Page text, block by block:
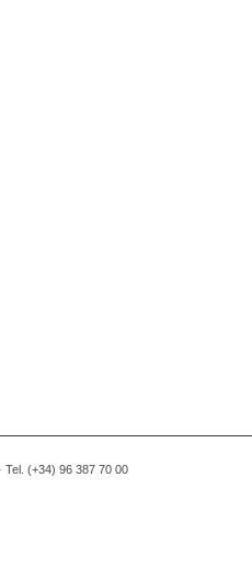
Tel. (+34) 96 387 70 00